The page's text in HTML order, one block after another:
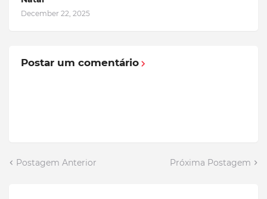
December 22, 2025
Postar um comentário
Postagem Anterior Próxima Postagem